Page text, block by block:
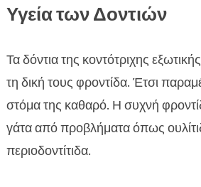
Υγεία των Δοντιών
Τα δόντια της κοντότριχης
τη δική τους φροντίδα. Έτσι
στόμα της καθαρό. Η συχνή
γάτα από προβλήματα όπως
περιοδοντίτιδα.